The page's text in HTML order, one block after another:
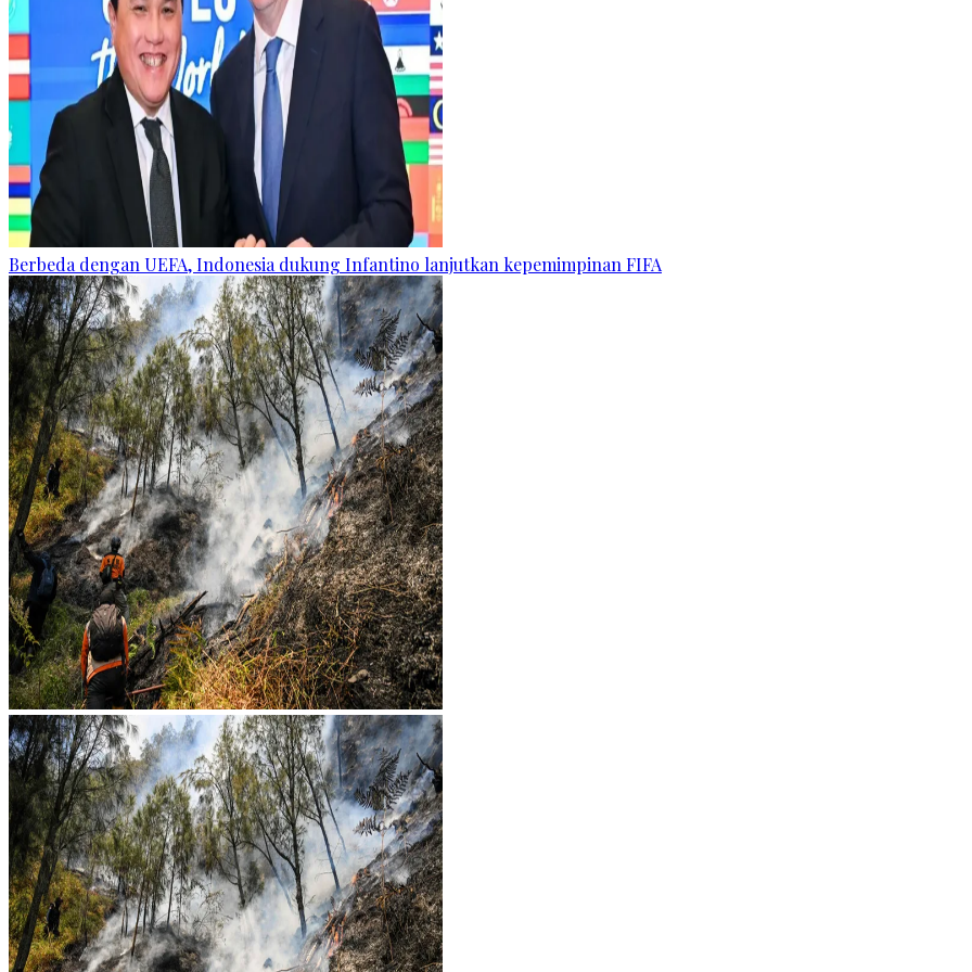
Berbeda dengan UEFA, Indonesia dukung Infantino lanjutkan kepemimpinan FIFA